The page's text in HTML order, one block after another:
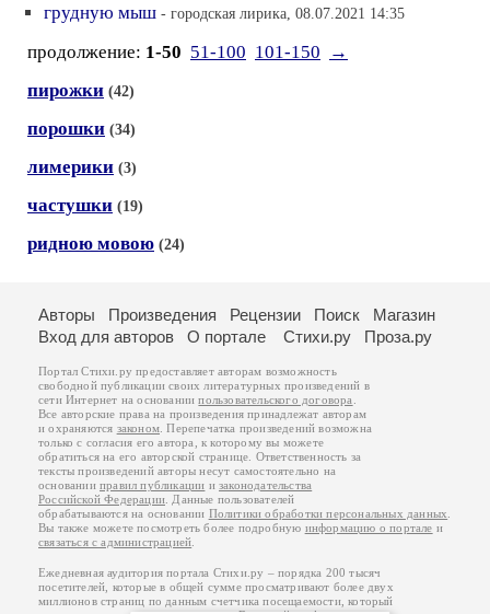
грудную мыш - городская лирика, 08.07.2021 14:35
продолжение: 1-50 51-100 101-150
→
пирожки (42)
порошки (34)
лимерики (3)
частушки (19)
ридною мовою (24)
Авторы Произведения Рецензии Поиск
Магазин
Вход для авторов
О портале Стихи.ру Проза.ру
Портал Стихи.ру предоставляет авторам возможность
свободной публикации своих литературных произведений в
сети Интернет на основаниипользовательского договора
Все авторские права на произведения принадлежат авторам
и охраняются законом . Перепечатка произведений возможна
только с согласия его автора, к которому вы можете
обратиться на его авторской странице. Ответственность за
тексты произведений авторы несут самостоятельно на
основанииправил публикации изаконодательства
Российской Федерации . Данные пользователей
обрабатываются на основании Политики обработки персональных данных
Вы также можете посмотреть более подробную информацию о портале и
связаться с администрацией
Ежедневная аудитория портала Стихи.ру – порядка 200 тысяч
посетителей, которые в общей сумме просматривают более двух
миллионов страниц по данным счетчика посещаемости, который